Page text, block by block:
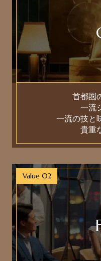
首都圏
一流
一流の技と
貴重
Value 02